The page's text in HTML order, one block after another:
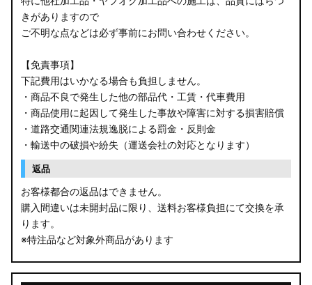
きがありますので
ご不明な点などは必ず事前にお問い合わせください。
【免責事項】
下記費用はいかなる場合も負担しません。
・商品不良で発生した他の部品代・工賃・代車費用
・商品使用に起因して発生した事故や障害に対する損害賠償
・道路交通関連法規逸脱による罰金・反則金
・輸送中の破損や紛失（運送会社の対応となります）
返品
お客様都合の返品はできません。
購入間違いは未開封品に限り、送料お客様負担にて交換を承
ります。
※特注品など対象外商品があります